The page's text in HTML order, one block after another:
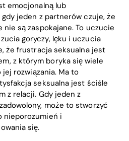
emocjonalną lub
jeden z partnerów czuje, że
są zaspokajane. To uczucie
goryczy, lęku i uczucia
że frustracja seksualna jest
z którym boryka się wiele
rozwiązania. Ma to
seksualna jest ściśle
z relacji. Gdy jeden z
może to stworzyć
nieporozumień i
się.